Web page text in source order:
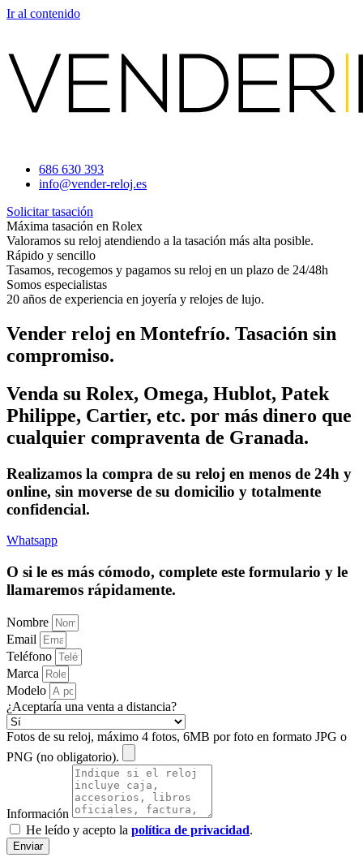
Ir al contenido
686 630 393
info@vender-reloj.es
Solicitar tasación
Máxima tasación en Rolex
Valoramos su reloj atendiendo a la tasación más alta posible.
Rápido y sencillo
Tasamos, recogemos y pagamos su reloj en un plazo de 24/48h
Somos especialistas
20 años de experiencia en joyería y relojes de lujo.
Vender reloj en Montefrío. Tasación sin
compromiso.
Venda su Rolex, Omega, Hublot, Patek
Philippe, Cartier, etc. por más dinero que
cualquier compraventa de Granada.
Realizamos la compra de su reloj en menos de 24h y
online, sin moverse de su domicilio y totalmente
confidencial.
Whatsapp
O si le es más cómodo, complete este formulario y le
llamaremos rápidamente.
Nombre
Email
Teléfono
Marca
Modelo
¿Aceptaría una venta a distancia?
Fotos de su reloj, máximo 4 fotos, 6MB por foto en formato JPG o
PNG (no obligatorio).
Información
He leído y acepto la política de privacidad.
Enviar